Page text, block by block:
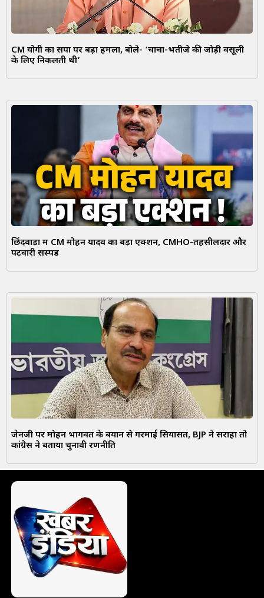
CM योगी का सपा पर बड़ा हमला, बोले- ‘चाचा-भतीजे की जोड़ी वसूली
के लिए निकलती थी’
छिंदवाड़ा में CM मोहन यादव का बड़ा एक्शन, CMHO-तहसीलदार और
पटवारी सस्पेंड
जेनजी पर मोहन भागवत के बयान से गरमाई सियासत, BJP ने सराहा तो
कांग्रेस ने बताया चुनावी रणनीति